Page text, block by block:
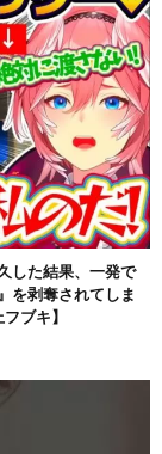
した結果、一発で
を剥奪されてしま
ブキ】